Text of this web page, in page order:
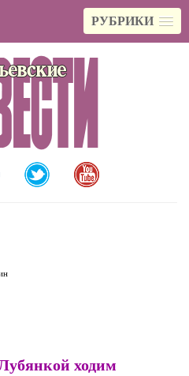
РУБРИКИ
ходим